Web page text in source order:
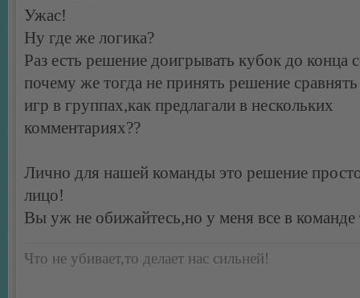
Ужас!
Ну где же логика?
Раз есть решение доигрывать кубок до конца
почему же тогда не принять решение
игр в группах,как предлагали в нескольких
комментариях??
Лично для нашей команды это решение
лицо!
Вы уж не обижайтесь,но у меня все в команде
Что не убивает,то делает нас сильней!